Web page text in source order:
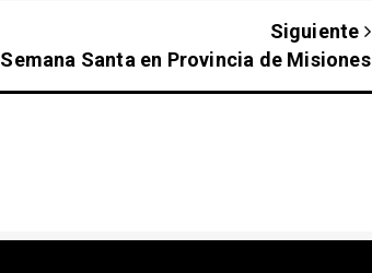
Siguiente
Semana Santa en Provincia de Misiones